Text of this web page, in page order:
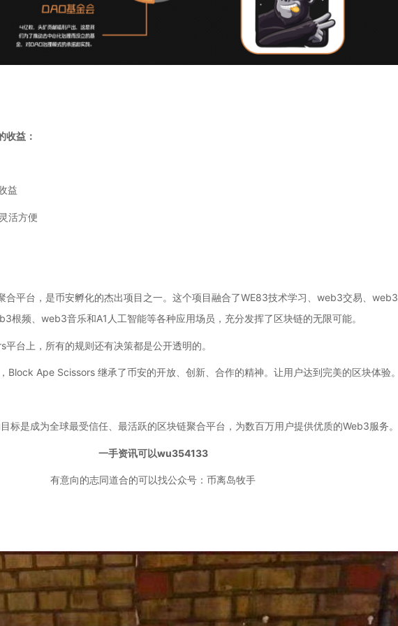
收益：
益
活方便
合平台，是币安孵化的杰出项目之一。这个项目融合了WE83技术学习、web3交易、web3
根频、web3音乐和A1人工智能等各种应用场员，充分发挥了区块链的无限可能。
台上，所有的规则还有决策都是公开透明的。
Block Ape Scissors 继承了币安的开放、创新、合作的精神。让用户达到完美的区块体验。
目标是成为全球最受信任、最活跃的区块链聚合平台，为数百万用户提供优质的Web3服务。
一手资讯可以wu354133
有意向的志同道合的可以找公众号：币离岛牧手